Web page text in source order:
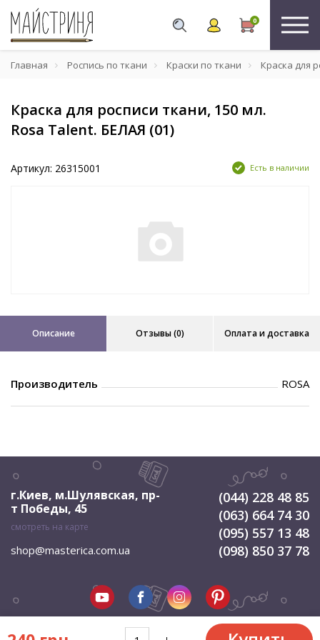
0
Главная Роспись по ткани Краски по ткани Краска для
Краска для росписи ткани, 150 мл.
Rosa Talent. БЕЛАЯ (01)
Артикул: 26315001 Есть в наличии
Описание Отзывы (0) Оплата и доставка
Производитель ROSA
г.Киев, м.Шулявская, пр-
т Победы, 45
смотреть на карте
shop@masterica.com.ua
(044) 228 48 85
(063) 664 74 30
(095) 557 13 48
(098) 850 37 78